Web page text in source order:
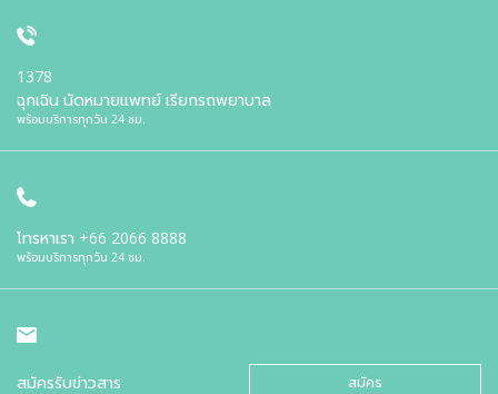
1378
ฉุกเฉิน นัดหมายแพทย์ เรียกรถพยาบาล
พร้อมบริการทุกวัน 24 ชม.
โทรหาเรา +66 2066 8888
พร้อมบริการทุกวัน 24 ชม.
สมัครรับข่าวสาร สมัคร